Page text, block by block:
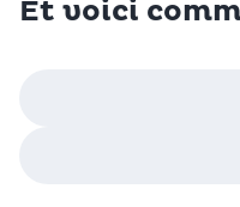
Et voici